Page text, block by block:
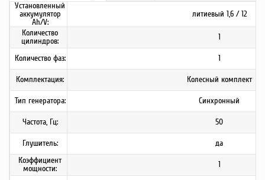
Установленный
аккумулятор
Ah/V:
литиевый 1,6 / 12
Количество
цилиндров:
1
Количество фаз: 1
Комплектация: Колесный комплект
Тип генератора: Синхронный
Частота, Гц: 50
Глушитель:
да
Коэффициент
мощности:
1